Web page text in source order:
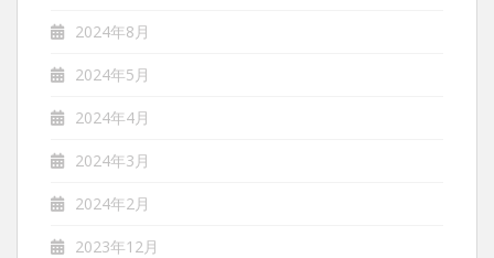
2024年8月
2024年5月
2024年4月
2024年3月
2024年2月
2023年12月